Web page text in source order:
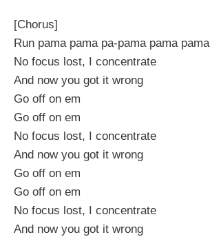
[Chorus]
Run pama pama pa-pama pama pama
No focus lost, I concentrate
And now you got it wrong
Go off on em
Go off on em
No focus lost, I concentrate
And now you got it wrong
Go off on em
Go off on em
No focus lost, I concentrate
And now you got it wrong